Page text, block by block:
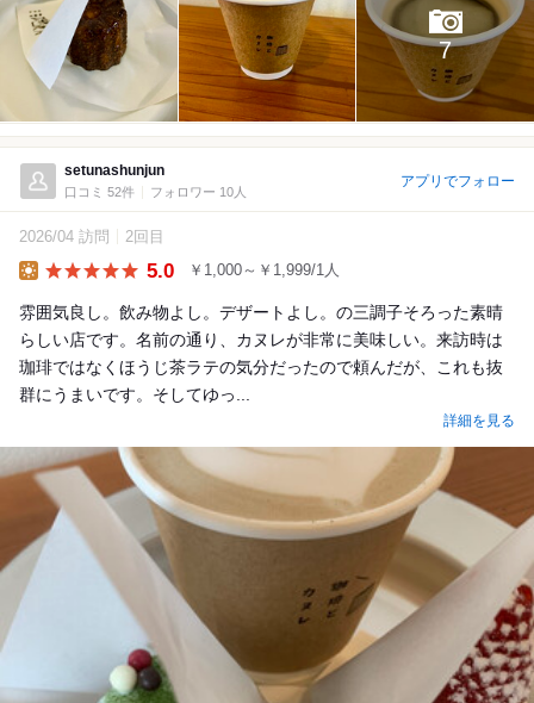
7
setunashunjun
口コミ 52件 フォロワー 10人
アプリでフォロー
2026/04 訪問 2回目
5.0 ￥1,000～￥1,999/1人
雰囲気良し。飲み物よし。デザートよし。の三調子そろった素晴
らしい店です。名前の通り、カヌレが非常に美味しい。来訪時は
珈琲ではなくほうじ茶ラテの気分だったので頼んだが、これも抜
群にうまいです。そしてゆっ...
詳細を見る